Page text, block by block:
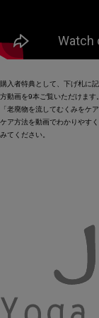
購入者特典として、下げ札に
方動画を9本ご覧いただけます。
「老廃物を流してむくみをケ
ケア方法を動画でわかりやす
みてください。